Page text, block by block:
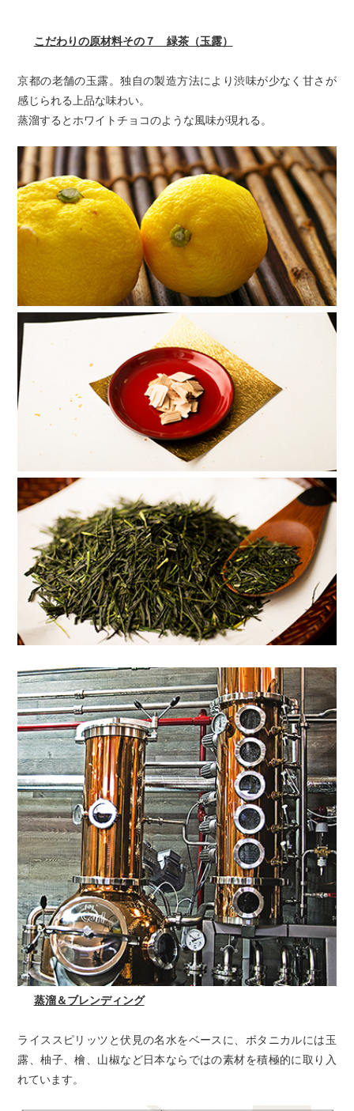
こだわりの原材料その７ 緑茶（玉露）
京都の老舗の玉露。独自の製造方法により渋味が少なく甘さが
感じられる上品な味わい。
蒸溜するとホワイトチョコのような風味が現れる。
蒸溜＆ブレンディング
ライススピリッツと伏見の名水をベースに、ボタニカルには玉
露、柚子、檜、山椒など日本ならではの素材を積極的に取り入
れています。